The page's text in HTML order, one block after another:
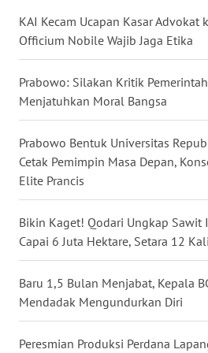
KAI Kecam Ucapan Kasar Advokat
Officium Nobile Wajib Jaga Etika
Prabowo: Silakan Kritik
Menjatuhkan Moral Bangsa
Prabowo Bentuk Universitas
Cetak Pemimpin Masa Depan,
Elite Prancis
Bikin Kaget! Qodari Ungkap
Capai 6 Juta Hektare, Setara 12
Baru 1,5 Bulan Menjabat, Kepala
Mendadak Mengundurkan Diri
Peresmian Produksi Perdana
WN
KALTARA
KALSEL
KALTIM
WN
WN
SULUT